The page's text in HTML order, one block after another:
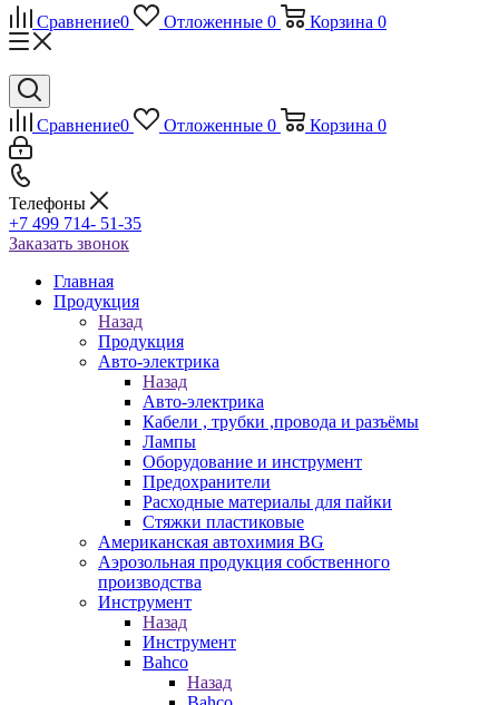
Сравнение0 Отложенные 0 Корзина 0
Сравнение0 Отложенные 0 Корзина 0
Телефоны
+7 499 714- 51-35
Заказать звонок
Главная
Продукция
Назад
Продукция
Авто-электрика
Назад
Авто-электрика
Кабели , трубки ,провода и разъёмы
Лампы
Оборудование и инструмент
Предохранители
Расходные материалы для пайки
Стяжки пластиковые
Американская автохимия BG
Аэрозольная продукция собственного
производства
Инструмент
Назад
Инструмент
Bahco
Назад